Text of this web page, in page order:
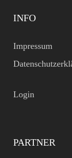
INFO
Impressum
Login
PARTNER